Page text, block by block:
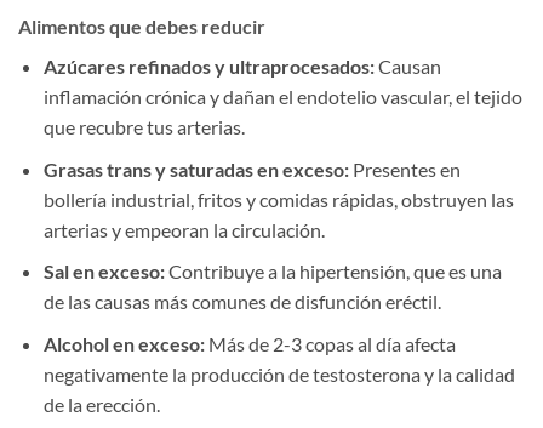
Alimentos que debes reducir
Azúcares refinados y ultraprocesados:Causan
inflamación crónica y dañan el endotelio vascular, el tejido
que recubre tus arterias.
Grasas trans y saturadas en exceso:Presentes en
bollería industrial, fritos y comidas rápidas, obstruyen las
arterias y empeoran la circulación.
Sal en exceso:Contribuye a la hipertensión, que es una
de las causas más comunes de disfunción eréctil.
Alcohol en exceso:Más de 2-3 copas al día afecta
negativamente la producción de testosterona y la calidad
de la erección.